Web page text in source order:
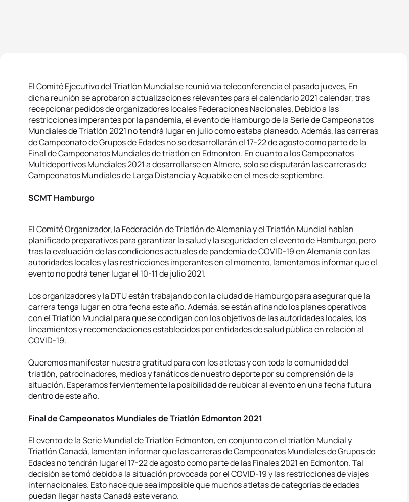
El Comité Ejecutivo del Triatlón Mundial se reunió vía teleconferencia el pasado jueves, En
dicha reunión se aprobaron actualizaciones relevantes para el calendario 2021 calendar, tras
recepcionar pedidos de organizadores locales Federaciones Nacionales. Debido a las
restricciones imperantes por la pandemia, el evento de Hamburgo de la Serie de Campeonatos
Mundiales de Triatlón 2021 no tendrá lugar en julio como estaba planeado. Además, las carreras
de Campeonato de Grupos de Edades no se desarrollarán el 17-22 de agosto como parte de la
Final de Campeonatos Mundiales de triatlón en Edmonton. En cuanto a los Campeonatos
Multideportivos Mundiales 2021 a desarrollarse en Almere, solo se disputarán las carreras de
Campeonatos Mundiales de Larga Distancia y Aquabike en el mes de septiembre.
SCMT Hamburgo
El Comité Organizador, la Federación de Triatlón de Alemania y el Triatlón Mundial habían
planificado preparativos para garantizar la salud y la seguridad en el evento de Hamburgo, pero
tras la evaluación de las condiciones actuales de pandemia de COVID-19 en Alemania con las
autoridades locales y las restricciones imperantes en el momento, lamentamos informar que el
evento no podrá tener lugar el 10-11 de julio 2021.
Los organizadores y la DTU están trabajando con la ciudad de Hamburgo para asegurar que la
carrera tenga lugar en otra fecha este año. Además, se están afinando los planes operativos
con el Triatlón Mundial para que se condigan con los objetivos de las autoridades locales, los
lineamientos y recomendaciones establecidos por entidades de salud pública en relación al
COVID-19.
Queremos manifestar nuestra gratitud para con los atletas y con toda la comunidad del
triatlón, patrocinadores, medios y fanáticos de nuestro deporte por su comprensión de la
situación. Esperamos fervientemente la posibilidad de reubicar al evento en una fecha futura
dentro de este año.
Final de Campeonatos Mundiales de Triatlón Edmonton 2021
El evento de la Serie Mundial de Triatlón Edmonton, en conjunto con el triatlón Mundial y
Triatlón Canadá, lamentan informar que las carreras de Campeonatos Mundiales de Grupos de
Edades no tendrán lugar el 17-22 de agosto como parte de las Finales 2021 en Edmonton. Tal
decisión se tomó debido a la situación provocada por el COVID-19 y las restricciones de viajes
internacionales. Esto hace que sea imposible que muchos atletas de categorías de edades
puedan llegar hasta Canadá este verano.